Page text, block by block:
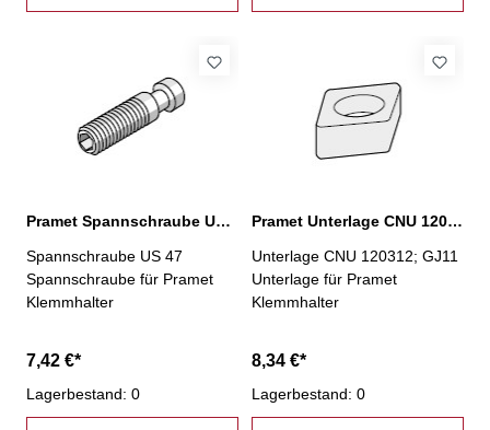
Pramet Spannschraube US 47
Spannschraube US 47
Spannschraube für Pramet
Klemmhalter
7,42 €*
Lagerbestand: 0
Pramet Unterlage CNU 120312; GJ11
Unterlage CNU 120312; GJ11
Unterlage für Pramet
Klemmhalter
8,34 €*
Lagerbestand: 0